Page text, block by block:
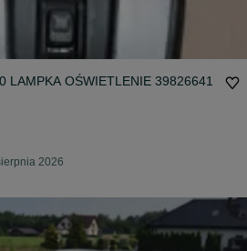
LAMPKA OŚWIETLENIE 39826641
2026